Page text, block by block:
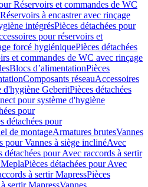
Réservoirs et commandes de WC
Réservoirs à encastrer avec rinçage
intégrésPièces détachées pour
pour réservoirs et
forcé hygiéniquePièces détachées
et commandes de WC avec rinçage
Blocs d’alimentationPièces
Composants réseauAccessoires
d'hygiène GeberitPièces détachées
pour système d'hygiène
pour
détachées pour
de montageArmatures brutesVannes
pour Vannes à siège inclinéAvec
détachées pour Avec raccords à sertir
Pièces détachées pour Avec
à sertir MapressPièces
sertir MapressVannes